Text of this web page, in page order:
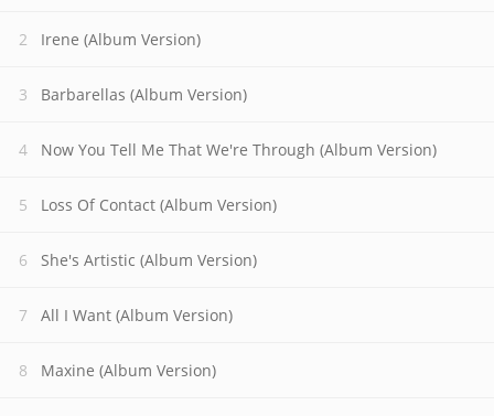
Irene (Album Version)
Barbarellas (Album Version)
Now You Tell Me That We're Through (Album Version)
Loss Of Contact (Album Version)
She's Artistic (Album Version)
All I Want (Album Version)
Maxine (Album Version)